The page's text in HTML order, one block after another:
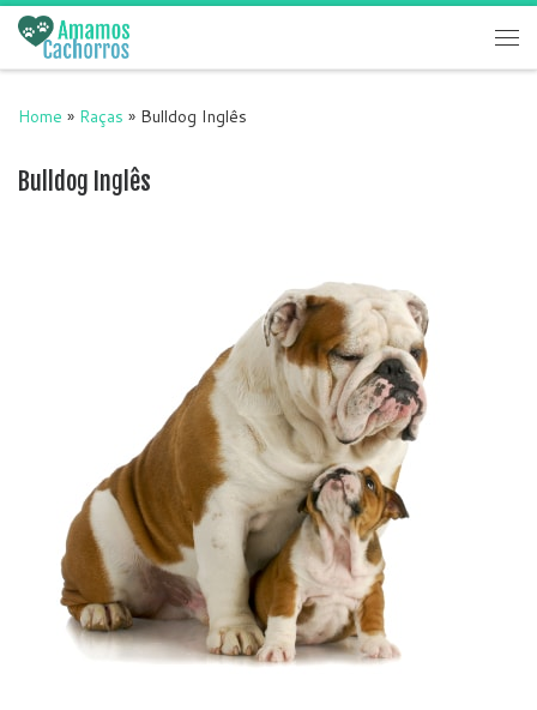
Skip to content
Home » Raças » Bulldog Inglês
Bulldog Inglês